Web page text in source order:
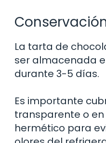
La tarta de
ser almacenada
durante 3-5 días.
Es importante
transparente o
hermético para